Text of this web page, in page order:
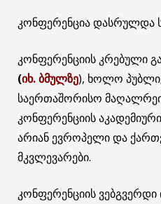
კონფერენცია დასრულდა
კონფერენციის კრებული
(იხ. ბმულზე), ხოლო
საერთაშორისო
კონფერენციის
არიან ევროპელი და
მკვლევარები.
კონფერენციის ვებგვერდი